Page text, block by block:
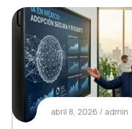
abril 8, 2026 admin